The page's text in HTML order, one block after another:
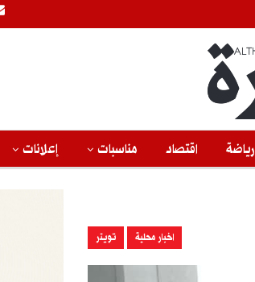
رياضة اقتصاد مناسبات إعلانات
اخبار محلية تويتر